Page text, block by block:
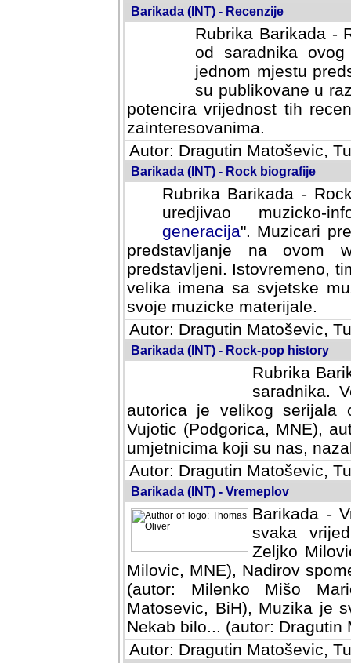
Barikada (INT) - Recenzije
Rubrika Barikada -
od saradnika
jednom mjestu
su publikovane u
potencira vrijednost tih
zainteresovanima.
Autor: Dragutin Matoševic,
Barikada (INT) - Rock biografije
Rubrika Barikada -
uredjivao muzicko-
Muzicari predstavljeni u
na ovom web portalu
Istovremeno, tim nacinom
sa svjetske muzicke scene
materijale.
Autor: Dragutin Matoševic,
Barikada (INT) - Rock-pop history
Rubrika
saradnika.
autorica je velikog serijala
Vujotic (Podgorica, MNE),
umjetnicima koji su nas,
Autor: Dragutin Matoševic,
Barikada (INT) - Vremeplov
Barikada -
svaka
Milovic,
MNE), Nadirov spomenar
Milenko Mišo Maric, UK),
Muzika je svirala (autor:
(autor: Dragutin Matosevic,
Autor: Dragutin Matoševic,